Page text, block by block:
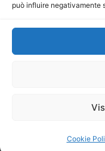
può influire negativamente
Cookie